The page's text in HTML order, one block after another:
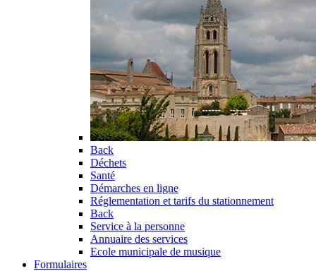
Back
Déchets
Santé
Démarches en ligne
Réglementation et tarifs du stationnement
Back
Service à la personne
Annuaire des services
Ecole municipale de musique
Formulaires